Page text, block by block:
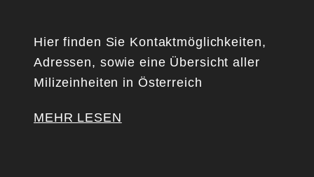
Hier finden Sie Kontaktmöglichkeiten,
Adressen, sowie eine Übersicht aller
Milizeinheiten in Österreich
MEHR LESEN